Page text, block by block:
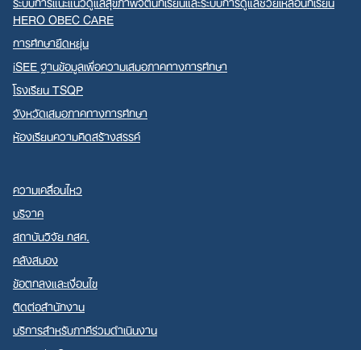
HERO OBEC CARE
การศึกษายืดหยุ่น
iSEE ฐานข้อมูลเพื่อความเสมอภาคทางการศึกษา
โรงเรียน TSQP
จังหวัดเสมอภาคทางการศึกษา
ห้องเรียนความคิดสร้างสรรค์
ความเคลื่อนไหว
บริจาค
สถาบันวิจัย กสศ.
คลังสมอง
ข้อตกลงและเงื่อนไข
ติดต่อสำนักงาน
บริการสำหรับภาคีร่วมดำเนินงาน